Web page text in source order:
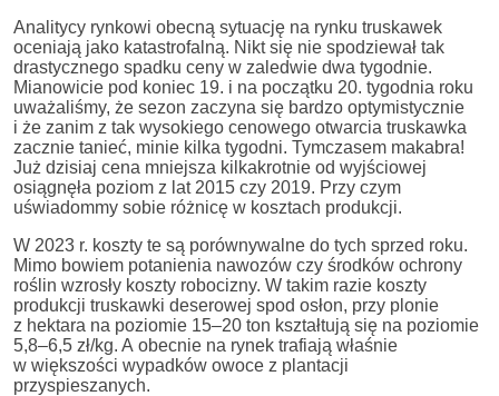
Analitycy rynkowi obecną sytuację na rynku truskawek
oceniają jako katastrofalną. Nikt się nie spodziewał tak
drastycznego spadku ceny w zaledwie dwa tygodnie.
Mianowicie pod koniec 19. i na początku 20. tygodnia roku
uważaliśmy, że sezon zaczyna się bardzo optymistycznie
i że zanim z tak wysokiego cenowego otwarcia truskawka
zacznie tanieć, minie kilka tygodni. Tymczasem makabra!
Już dzisiaj cena mniejsza kilkakrotnie od wyjściowej
osiągnęła poziom z lat 2015 czy 2019. Przy czym
uświadommy sobie różnicę w kosztach produkcji.
W 2023 r. koszty te są porównywalne do tych sprzed roku.
Mimo bowiem potanienia nawozów czy środków ochrony
roślin wzrosły koszty robocizny. W takim razie koszty
produkcji truskawki deserowej spod osłon, przy plonie
z hektara na poziomie 15–20 ton kształtują się na poziomie
5,8–6,5 zł/kg. A obecnie na rynek trafiają właśnie
w większości wypadków owoce z plantacji
przyspieszanych.